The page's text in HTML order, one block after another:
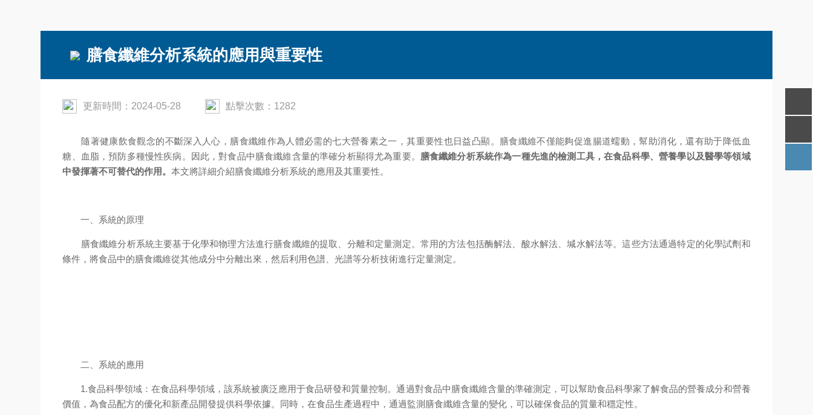
膳食纖維分析系統的應用與重要性
更新時間：2024-05-28 點擊次數：1282
隨著健康飲食觀念的不斷深入人心，膳食纖維作為人體必需的七大營養素之一，其重要性也日益凸顯。膳食纖維不僅能夠促進腸道蠕動，幫助消化，還有助于降低血
糖、血脂，預防多種慢性疾病。因此，對食品中膳食纖維含量的準確分析顯得尤為重要。 膳食纖維分析系統作為一種先進的檢測工具，在食品科學、營養學以及醫學等領域
中發揮著不可替代的作用。本文將詳細介紹膳食纖維分析系統的應用及其重要性。
一、系統的原理
膳食纖維分析系統主要基于化學和物理方法進行膳食纖維的提取、分離和定量測定。常用的方法包括酶解法、酸水解法、堿水解法等。這些方法通過特定的化學試劑和
條件，將食品中的膳食纖維從其他成分中分離出來，然后利用色譜、光譜等分析技術進行定量測定。
二、系統的應用
1.食品科學領域：在食品科學領域，該系統被廣泛應用于食品研發和質量控制。通過對食品中膳食纖維含量的準確測定，可以幫助食品科學家了解食品的營養成分和營養
價值，為食品配方的優化和新產品開發提供科學依據。同時，在食品生產過程中，通過監測膳食纖維含量的變化，可以確保食品的質量和穩定性。